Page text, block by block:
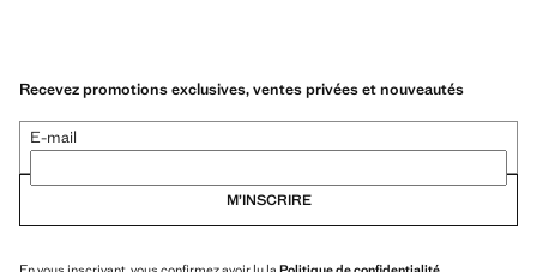
Recevez promotions exclusives, ventes privées et nouveautés
E-mail
M’INSCRIRE